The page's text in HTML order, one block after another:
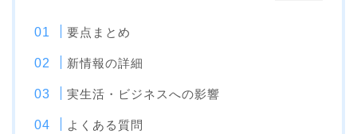
要点まとめ
新情報の詳細
実生活・ビジネスへの影響
よくある質問